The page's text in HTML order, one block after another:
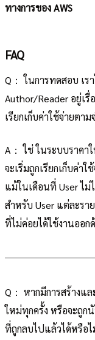
ทางการของ AWS
FAQ
Q： ในการทดสอบ เร
Author/Reader อยู่เรื่
เรียกเก็บค่าใช้จ่ายตา
A： ใช่ ในระบบราคา
จะเริ่มถูกเรียกเก็บค่า
แม้ในเดือนที่ User ไม่
สำหรับ User แต่ละรา
ที่ไม่ค่อยได้ใช้งานออก
Q： หากมีการสร้างแ
ใหม่ทุกครั้ง หรือจะถูก
ที่ถูกลบไปแล้วได้หรือไ